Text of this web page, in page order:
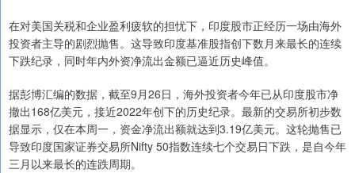
在对美国关税和企业盈利疲软的担忧下，印度股市正经历一场由海外
投资者主导的剧烈抛售。这导致印度基准股指创下数月来最长的连续
下跌纪录，同时年内外资净流出金额已逼近历史峰值。
据彭博汇编的数据，截至9月26日，海外投资者今年已从印度股市净
撤出168亿美元，接近2022年创下的历史纪录。最新的交易所初步数
据显示，仅在本周一，资金净流出额就达到3.19亿美元。这轮抛售已
导致印度国家证券交易所Nifty 50指数连续七个交易日下跌，是自今年
三月以来最长的连跌周期。